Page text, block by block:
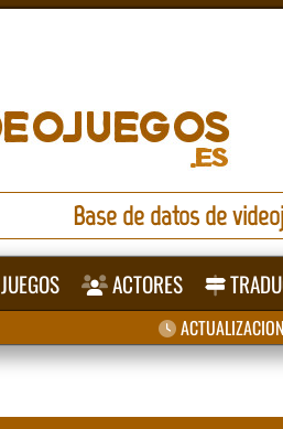
Base de datos de
JUEGOS ACTORES